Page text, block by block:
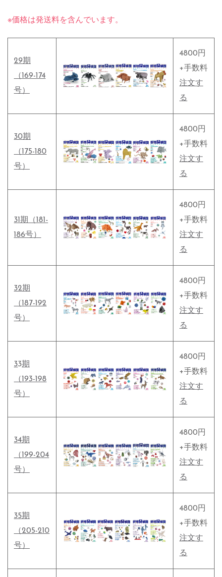
※価格は発送料を含んでいます。
29期
（169-174
号）
4800円
+手数料
注文す
る
30期
（175-180
号）
4800円
+手数料
注文す
る
31期（181-
186号）
4800円
+手数料
注文す
る
32期
（187-192
号）
4800円
+手数料
注文す
る
33期
（193-198
号）
4800円
+手数料
注文す
る
34期
（199-204
号）
4800円
+手数料
注文す
る
35期
（205-210
号）
4800円
+手数料
注文す
る